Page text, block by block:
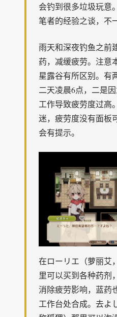
会钓到很多垃圾玩意
笔者的经验之谈，不
雨天和深夜钓鱼之前
药，减缓疲劳。注意
星露谷有所区别。有
二天凌晨6点，二是
工作导致疲劳度过高
迷，疲劳度没有面板
会有提示。
在ローリエ（萝丽艾
里可以买到各种药剂
消除疲劳影响，蓝药
工作台处合成。去よ